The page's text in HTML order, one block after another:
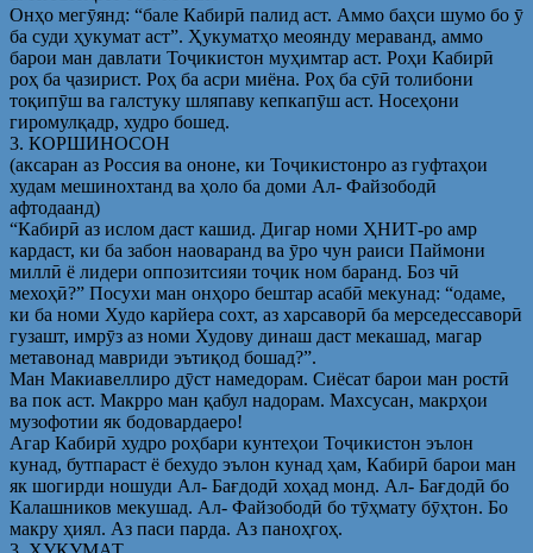
Онҳо мегӯянд: “бале Кабирӣ палид аст. Аммо баҳси шумо бо ӯ
ба суди ҳукумат аст”. Ҳукуматҳо меоянду мераванд, аммо
барои ман давлати Тоҷикистон муҳимтар аст. Роҳи Кабирӣ
роҳ ба ҷазирист. Роҳ ба асри миёна. Роҳ ба сӯӣ толибони
тоқипӯш ва галстуку шляпаву кепкапӯш аст. Носеҳони
гиромулқадр, худро бошед.
3. КОРШИНОСОН
(аксаран аз Россия ва ононе, ки Тоҷикистонро аз гуфтаҳои
худам мешинохтанд ва ҳоло ба доми Ал- Файзободӣ
афтодаанд)
“Кабирӣ аз ислом даст кашид. Дигар номи ҲНИТ-ро амр
кардаст, ки ба забон наоваранд ва ӯро чун раиси Паймони
миллӣ ё лидери оппозитсияи тоҷик ном баранд. Боз чӣ
мехоҳӣ?” Посухи ман онҳоро бештар асабӣ мекунад: “одаме,
ки ба номи Худо карйера сохт, аз харсаворӣ ба мерседессаворӣ
гузашт, имрӯз аз номи Худову динаш даст мекашад, магар
метавонад мавриди эътиқод бошад?”.
Ман Макиавеллиро дӯст намедорам. Сиёсат барои ман ростӣ
ва пок аст. Макрро ман қабул надорам. Махсусан, макрҳои
музофотии як бодовардаеро!
Агар Кабирӣ худро роҳбари кунтеҳои Тоҷикистон эълон
кунад, бутпараст ё бехудо эълон кунад ҳам, Кабирӣ барои ман
як шогирди ношуди Ал- Бағдодӣ хоҳад монд. Ал- Бағдодӣ бо
Калашников мекушад. Ал- Файзободӣ бо тӯҳмату бӯҳтон. Бо
макру ҳиял. Аз паси парда. Аз паноҳгоҳ.